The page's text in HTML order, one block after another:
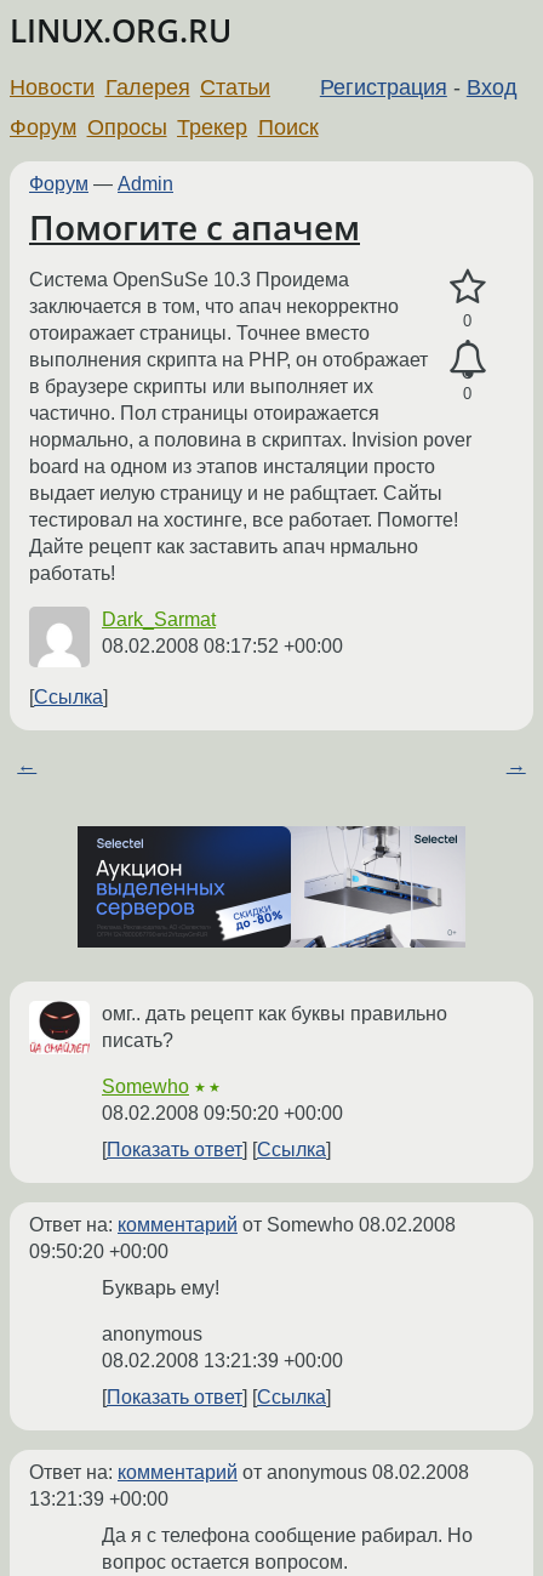
LINUX.ORG.RU
Регистрация - Вход
Новости Галерея Статьи
Форум Опросы Трекер Поиск
Форум — Admin
Помогите с апачем
0
0
Система OpenSuSe 10.3 Проидема
заключается в том, что апач некорректно
отоиражает страницы. Точнее вместо
выполнения скрипта на РНР, он отображает
в браузере скрипты или выполняет их
частично. Пол страницы отоиражается
нормально, а половина в скриптах. Invision pover
board на одном из этапов инсталяции просто
выдает иелую страницу и не рабщтает. Сайты
тестировал на хостинге, все работает. Помогте!
Дайте рецепт как заставить апач нрмально
работать!
Dark_Sarmat
08.02.2008 08:17:52 +00:00
Ссылка
← →
омг.. дать рецепт как буквы правильно
писать?
Somewho ★★
08.02.2008 09:50:20 +00:00
Показать ответ
Ссылка
Ответ на: комментарий от Somewho 08.02.2008
09:50:20 +00:00
Букварь ему!
anonymous
08.02.2008 13:21:39 +00:00
Показать ответ
Ссылка
Ответ на: комментарий от anonymous 08.02.2008
13:21:39 +00:00
Да я с телефона сообщение рабирал. Но
вопрос остается вопросом.